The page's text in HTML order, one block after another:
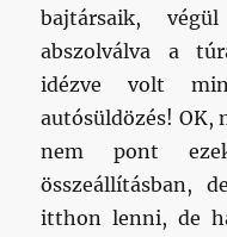
bajtársaik,
abszolválva a
idézve volt
autósüldözés! OK,
nem pont
összeállításban,
itthon lenni, de